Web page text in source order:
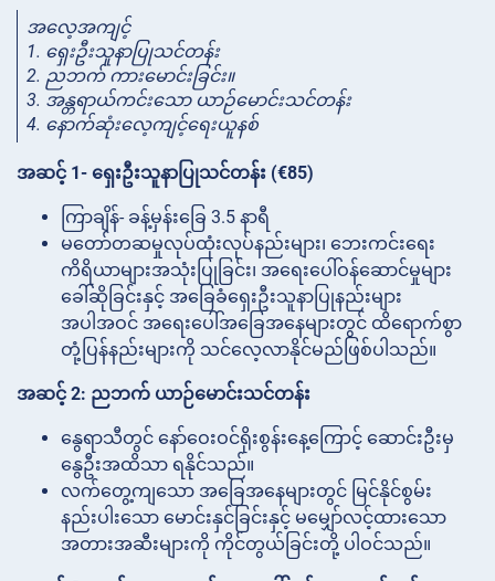
အလေ့အကျင့်
1. ရှေးဦးသူနာပြုသင်တန်း
2. ညဘက် ကားမောင်းခြင်း။
3. အန္တရာယ်ကင်းသော ယာဉ်မောင်းသင်တန်း
4. နောက်ဆုံးလေ့ကျင့်ရေးယူနစ်
အဆင့် 1- ရှေးဦးသူနာပြုသင်တန်း (€85)
ကြာချိန်- ခန့်မှန်းခြေ 3.5 နာရီ
မတော်တဆမှုလုပ်ထုံးလုပ်နည်းများ၊ ဘေးကင်းရေး
ကိရိယာများအသုံးပြုခြင်း၊ အရေးပေါ်ဝန်ဆောင်မှုများ
ခေါ်ဆိုခြင်းနှင့် အခြေခံရှေးဦးသူနာပြုနည်းများ
အပါအဝင် အရေးပေါ်အခြေအနေများတွင် ထိရောက်စွာ
တုံ့ပြန်နည်းများကို သင်လေ့လာနိုင်မည်ဖြစ်ပါသည်။
အဆင့် 2: ညဘက် ယာဉ်မောင်းသင်တန်း
နွေရာသီတွင် နော်ဝေးဝင်ရိုးစွန်းနေ့ကြောင့် ဆောင်းဦးမှ
နွေဦးအထိသာ ရနိုင်သည်။
လက်တွေ့ကျသော အခြေအနေများတွင် မြင်နိုင်စွမ်း
နည်းပါးသော မောင်းနှင်ခြင်းနှင့် မမျှော်လင့်ထားသော
အတားအဆီးများကို ကိုင်တွယ်ခြင်းတို့ ပါဝင်သည်။